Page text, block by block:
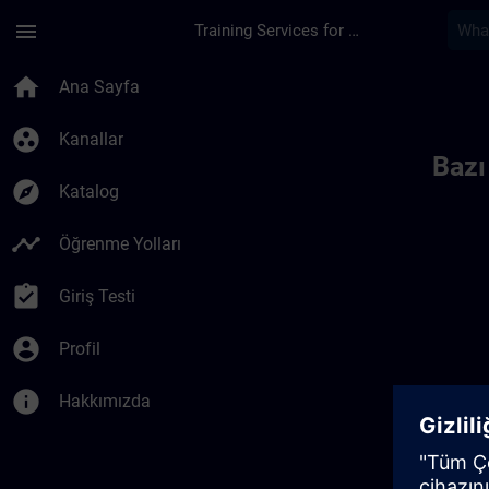
menu Training Services for Digital Industries
home Ana Sayfa
group_work Kanallar
explore Katalog
timeline Öğrenme Yolları
assignment_turned_in Giriş Testi
account_circle Profil
info Hakkımızda